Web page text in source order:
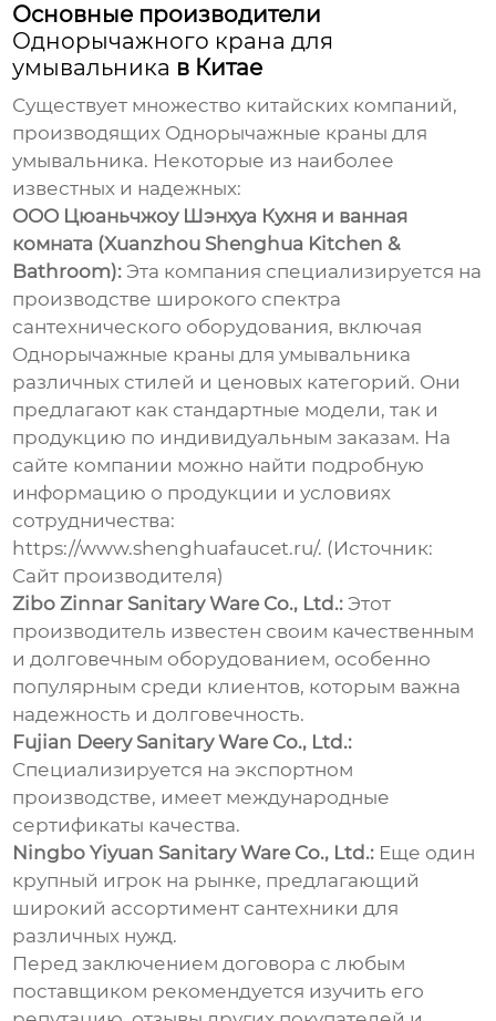
Основные производители
Однорычажного крана для
умывальника в Китае
Существует множество китайских компаний,
производящих Однорычажные краны для
умывальника. Некоторые из наиболее
известных и надежных:
ООО Цюаньчжоу Шэнхуа Кухня и ванная
комната (Xuanzhou Shenghua Kitchen &
Bathroom): Эта компания специализируется на
производстве широкого спектра
сантехнического оборудования, включая
Однорычажные краны для умывальника
различных стилей и ценовых категорий. Они
предлагают как стандартные модели, так и
продукцию по индивидуальным заказам. На
сайте компании можно найти подробную
информацию о продукции и условиях
сотрудничества:
https://www.shenghuafaucet.ru/. (Источник:
Сайт производителя)
Zibo Zinnar Sanitary Ware Co., Ltd.: Этот
производитель известен своим качественным
и долговечным оборудованием, особенно
популярным среди клиентов, которым важна
надежность и долговечность.
Fujian Deery Sanitary Ware Co., Ltd.:
Специализируется на экспортном
производстве, имеет международные
сертификаты качества.
Ningbo Yiyuan Sanitary Ware Co., Ltd.: Еще один
крупный игрок на рынке, предлагающий
широкий ассортимент сантехники для
различных нужд.
Перед заключением договора с любым
поставщиком рекомендуется изучить его